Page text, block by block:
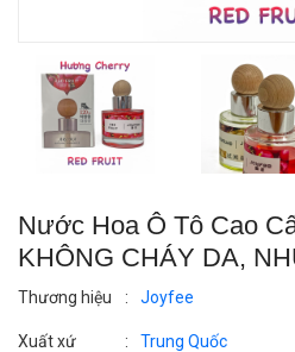
Nước Hoa Ô Tô Cao
KHÔNG CHÁY DA,
Thương hiệu : Joyfee
Xuất xứ : Trung Quốc